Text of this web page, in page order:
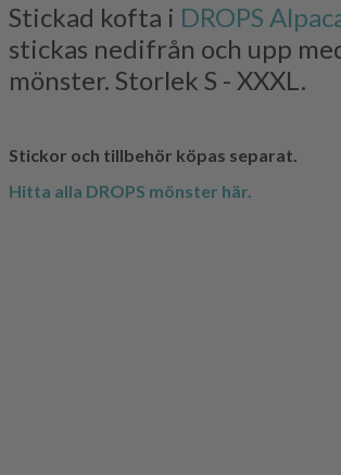
Stickad kofta i DROPS
stickas nedifrån och upp
mönster. Storlek S - XXXL.
Stickor och tillbehör köpas separat.
Hitta alla DROPS mönster här.